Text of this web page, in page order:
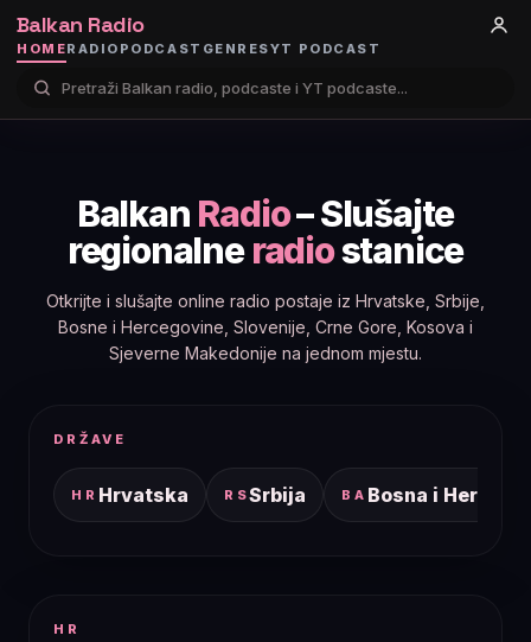
Balkan Radio
HOMERADIO PODCAST GENRESYT PODCAST
Balkan Radio– Slušajte
regionalneradiostanice
Otkrijte i slušajte online radio postaje iz Hrvatske, Srbije,
Bosne i Hercegovine, Slovenije, Crne Gore, Kosova i
Sjeverne Makedonije na jednom mjestu.
DRŽAVE
HR Hrvatska RSSrbija BA Bosna i
HR